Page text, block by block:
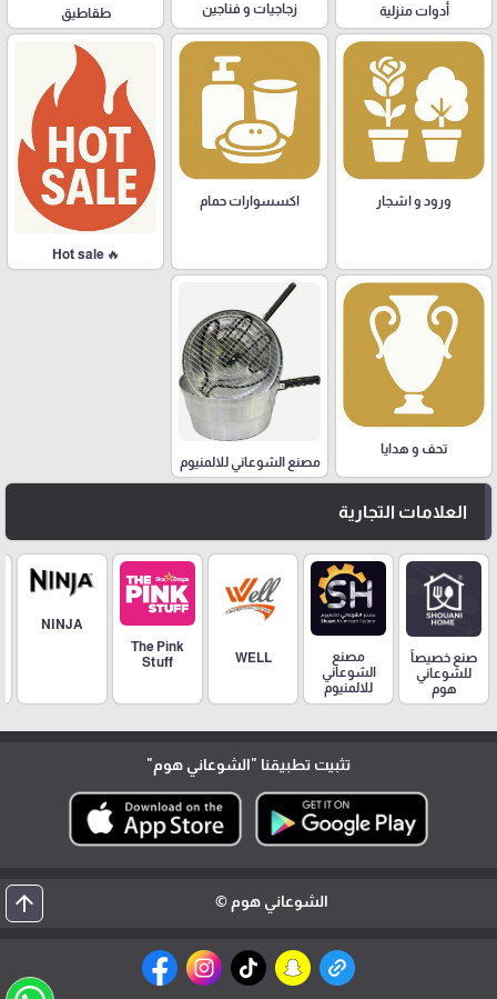
أدوات منزلية زجاجيات و فناجين طقاطيق
ورود و اشجار اكسسوارات حمام
🔥 Hot sale
تحف و هدايا
مصنع الشوعاني للالمنيوم
العلامات التجارية
صنع خصيصاً
للشوعاني
هوم
مصنع
الشوعاني
للالمنيوم
WELL
The Pink
Stuff
NINJA
تثبيت تطبيقنا "الشوعاني هوم"
الشوعاني هوم © arrow_upward